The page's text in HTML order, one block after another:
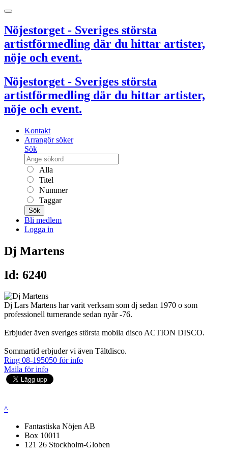
Nöjestorget - Sveriges största
artistförmedling där du hittar artister,
nöje och event.
Nöjestorget - Sveriges största
artistförmedling där du hittar artister,
nöje och event.
Kontakt
Arrangör söker
Sök
Alla
Titel
Nummer
Taggar
Sök
Bli medlem
Logga in
Dj Martens
Id: 6240
Dj Lars Martens har varit verksam som dj sedan 1970 o som
professionell turnerande sedan nyår -76.
Erbjuder även sveriges största mobila disco ACTION DISCO.
Sommartid erbjuder vi även Tältdisco.
Ring 08-195050 för info
Maila för info
^
Fantastiska Nöjen AB
Box 10011
121 26 Stockholm-Globen